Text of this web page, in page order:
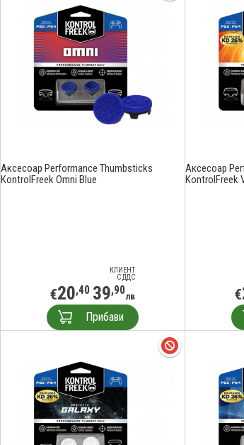
Аксесоар Performance Thumbsticks
KontrolFreek Omni Blue
КЛИЕНТ
С ДДС
€20,40 39,90лв
Прибави
Аксесоар
KontrolFreek
€